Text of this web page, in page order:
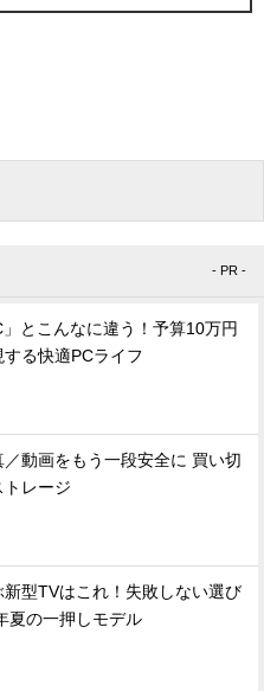
- PR -
」とこんなに違う！予算10万円
る快適PCライフ
／動画をもう一段安全に 買い切
トレージ
新型TVはこれ！失敗しない選び
夏の一押しモデル